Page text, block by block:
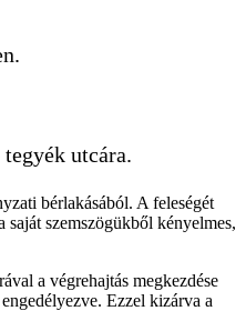
utcára.
bérlakásából. A feleségét
szemszögükből kényelmes,
a végrehajtás megkezdése
Ezzel kizárva a